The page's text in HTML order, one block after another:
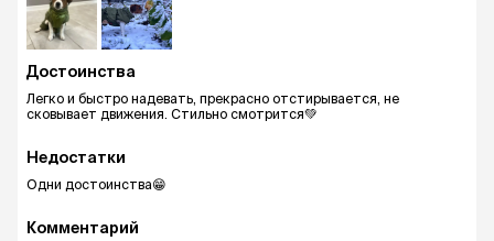
Достоинства
Легко и быстро надевать, прекрасно отстирывается, не
сковывает движения. Стильно смотрится💚
Недостатки
Одни достоинства😁
Комментарий